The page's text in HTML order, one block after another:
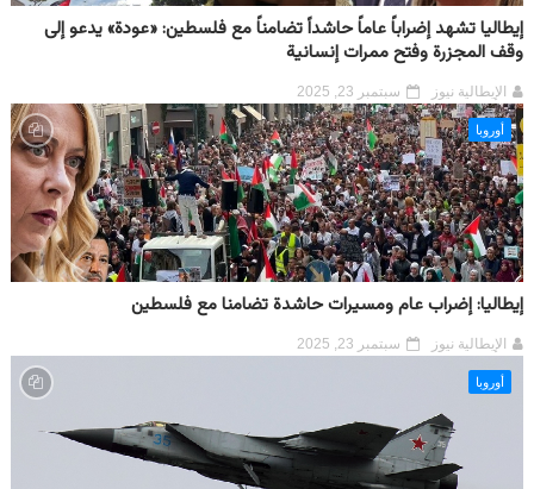
إيطاليا تشهد إضراباً عاماً حاشداً تضامناً مع فلسطين: «عودة» يدعو إلى
وقف المجزرة وفتح ممرات إنسانية
الإيطالية نيوز سبتمبر 23, 2025
أوروبا
إيطاليا: إضراب عام ومسيرات حاشدة تضامنا مع فلسطين
الإيطالية نيوز سبتمبر 23, 2025
أوروبا